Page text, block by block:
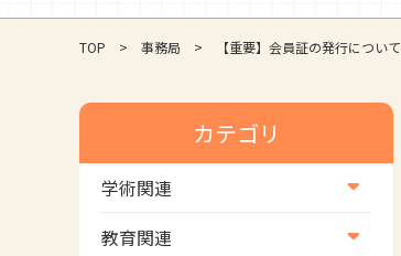
パンフレット（作業療法）
TOP 事務局 【重要】会員証の発行について
カテゴリ
学術関連
学術・研究
教育関連